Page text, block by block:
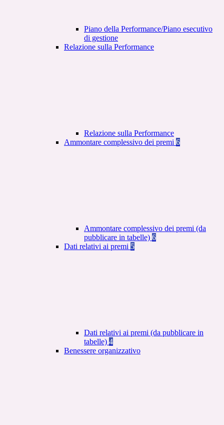
Piano della Performance/Piano esecutivo
di gestione
Relazione sulla Performance
Relazione sulla Performance
Ammontare complessivo dei premi 6
Ammontare complessivo dei premi (da
pubblicare in tabelle) 6
Dati relativi ai premi 5
Dati relativi ai premi (da pubblicare in
tabelle) 4
Benessere organizzativo